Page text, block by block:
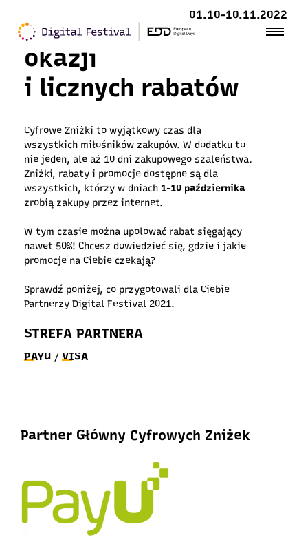
01.10-10.11.2022
Skorzystaj z super
okazji
i licznych rabatów
Cyfrowe Zniżki to wyjątkowy czas dla
wszystkich miłośników zakupów. W dodatku to
nie jeden, ale aż 10 dni zakupowego szaleństwa.
Zniżki, rabaty i promocje dostępne są dla
wszystkich, którzy w dniach 1-10 października
zrobią zakupy przez internet.
W tym czasie można upolować rabat sięgający
nawet 50%! Chcesz dowiedzieć się, gdzie i jakie
promocje na Ciebie czekają?
Sprawdź poniżej, co przygotowali dla Ciebie
Partnerzy Digital Festival 2021.
STREFA PARTNERA
PAYU / VISA
Partner Główny Cyfrowych Zniżek